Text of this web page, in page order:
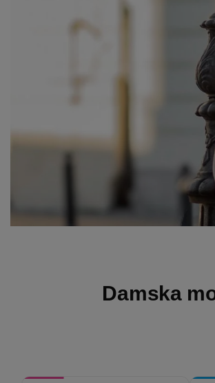
Damska